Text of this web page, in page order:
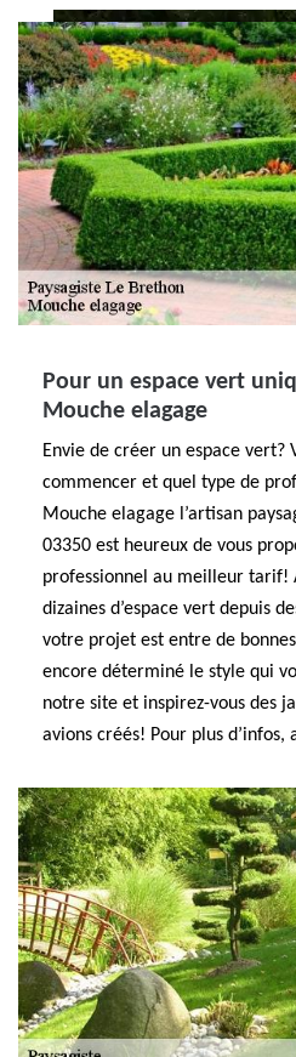
Pour un espace vert
Mouche elagage
Envie de créer un espace vert?
commencer et quel type de
Mouche elagage l’artisan
03350 est heureux de vous
professionnel au meilleur tarif!
dizaines d’espace vert depuis
votre projet est entre de bonnes
encore déterminé le style qui
notre site et inspirez-vous des
avions créés! Pour plus d’infos,